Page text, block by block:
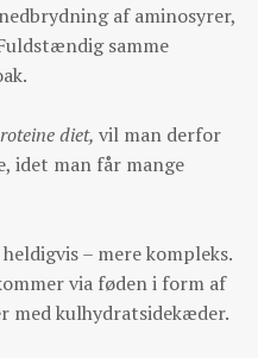
af aminosyrer,
samme
diet, vil man derfor
idet man får mange
– mere kompleks.
via føden i form af
med kulhydratsidekæder.